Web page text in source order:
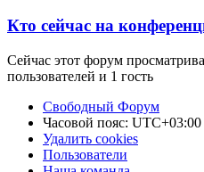
Кто сейчас на
Сейчас этот форум
пользователей и 1 гость
Свободный Форум
Часовой пояс: UTC+03:00
Удалить cookies
Пользователи